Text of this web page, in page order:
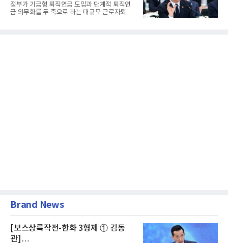
정부가 기금형 퇴직연금 도입과 단계적 퇴직연
금 의무화를 두 축으로 하는 대규모 근로자퇴직
Brand News
[보스상륙작전-한화 3형제 ① 김동
관]